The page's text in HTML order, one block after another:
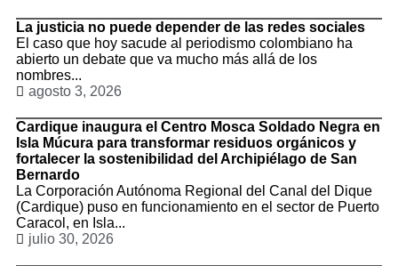
La justicia no puede depender de las redes sociales
El caso que hoy sacude al periodismo colombiano ha
abierto un debate que va mucho más allá de los
nombres...
agosto 3, 2026
Cardique inaugura el Centro Mosca Soldado Negra en
Isla Múcura para transformar residuos orgánicos y
fortalecer la sostenibilidad del Archipiélago de San
Bernardo
La Corporación Autónoma Regional del Canal del Dique
(Cardique) puso en funcionamiento en el sector de Puerto
Caracol, en Isla...
julio 30, 2026